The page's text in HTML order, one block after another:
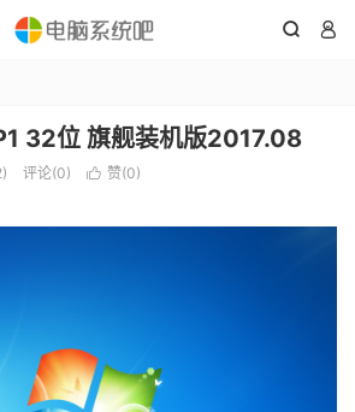
 
32位 旗舰装机版2017.08
评论(0)  赞(0)